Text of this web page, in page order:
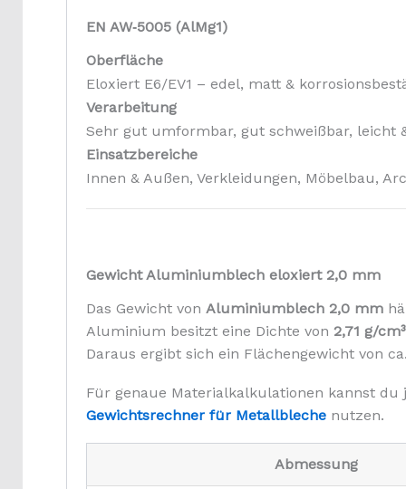
EN AW‑5005 (AlMg1)
Oberfläche
Eloxiert E6/EV1 – edel, matt &
Verarbeitung
Sehr gut umformbar, gut schweißbar, leicht
Einsatzbereiche
Innen & Außen, Verkleidungen, Möbelbau,
Gewicht Aluminiumblech eloxiert 2,0 mm
Das Gewicht von Aluminiumblech 2,0 mm
Aluminium besitzt eine Dichte von 2,71 g/cm³
Daraus ergibt sich ein Flächengewicht von
Für genaue Materialkalkulationen kannst du
Gewichtsrechner für Metallblechenutzen.
Abmessung